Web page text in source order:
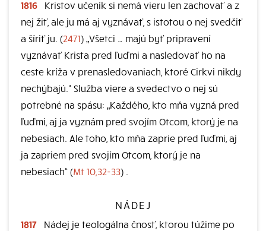
1816
Kristov učeník si nemá vieru len zachovať a z
nej žiť, ale ju má aj vyznávať, s istotou o nej svedčiť
a šíriť ju. (2471) „Všetci … majú byť pripravení
vyznávať Krista pred ľuďmi a nasledovať ho na
ceste kríža v prenasledovaniach, ktoré Cirkvi nikdy
nechýbajú.“ Služba viere a svedectvo o nej sú
potrebné na spásu: „Každého, kto mňa vyzná pred
ľuďmi, aj ja vyznám pred svojím Otcom, ktorý je na
nebesiach. Ale toho, kto mňa zaprie pred ľuďmi, aj
ja zapriem pred svojím Otcom, ktorý je na
nebesiach“ (Mt 10,32-33) .
NÁDEJ
1817
Nádej je teologálna čnosť, ktorou túžime po